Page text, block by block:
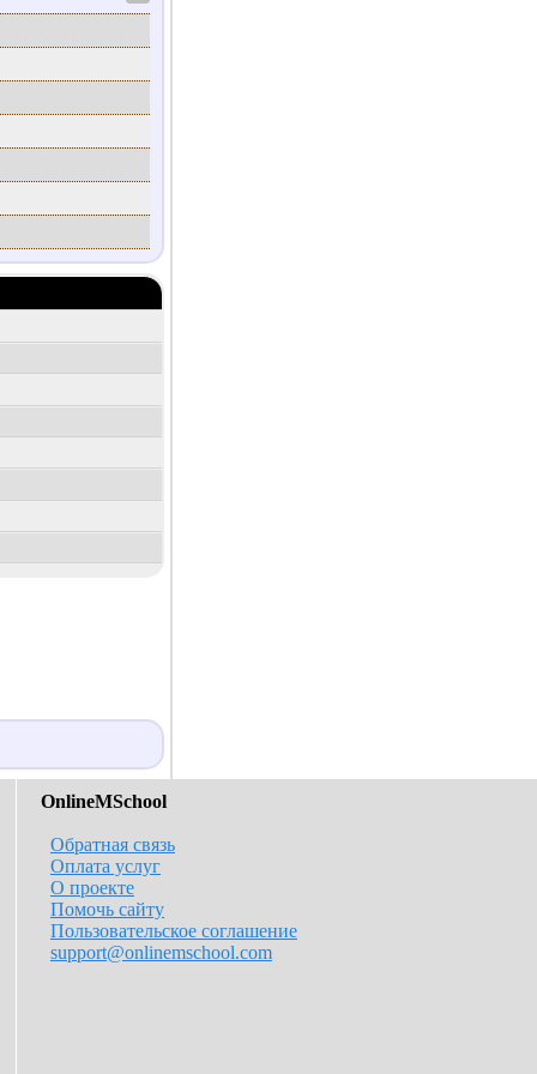
OnlineMSchool
Обратная связь
Оплата услуг
О проекте
Помочь сайту
Пользовательское соглашение
support@onlinemschool.com